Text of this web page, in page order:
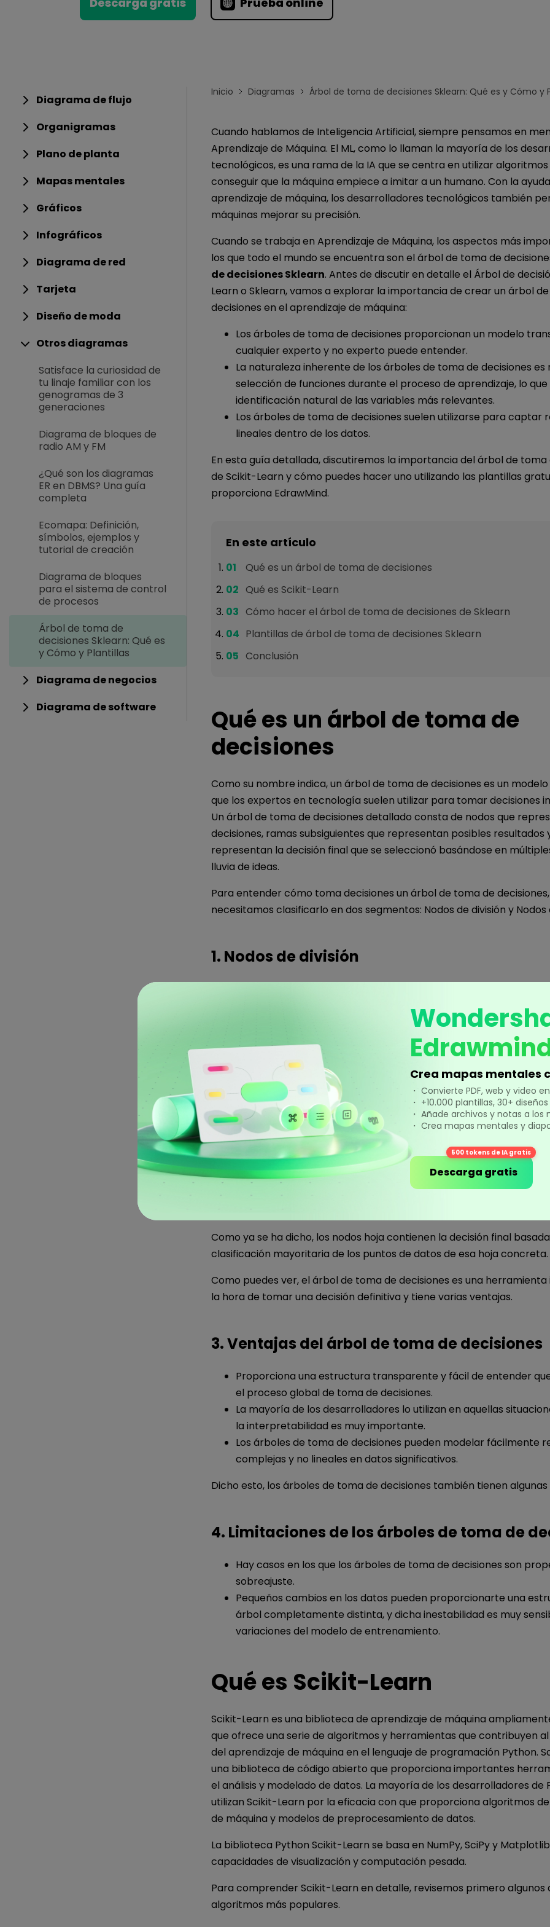
Centro de conocimientos
Para EdrawMax > Para EdrawMind >
Diagrama de flujo
Organigramas
Plano de planta
Mapas mentales
Gráficos
Infográficos
Diagrama de red
Tarjeta
Diseño de moda
Otros diagramas
Satisface la curiosidad de
tu linaje familiar con los
genogramas de 3
generaciones
Diagrama de bloques de
radio AM y FM
¿Qué son los diagramas
ER en DBMS? Una guía
completa
Ecomapa: Definición,
símbolos, ejemplos y
tutorial de creación
Diagrama de bloques
para el sistema de control
de procesos
Árbol de toma de
decisiones Sklearn: Qué es
y Cómo y Plantillas
Diagrama de negocios
Diagrama de software
Inicio Diagramas Árbol de toma de decisiones Sklearn: Qué es y Cómo y
Cuando hablamos de Inteligencia Artificial, siempre pensamos en
Aprendizaje de Máquina. El ML, como lo llaman la mayoría de los
tecnológicos, es una rama de la IA que se centra en utilizar
conseguir que la máquina empiece a imitar a un humano. Con la
aprendizaje de máquina, los desarrolladores tecnológicos también
máquinas mejorar su precisión.
Cuando se trabaja en Aprendizaje de Máquina, los aspectos más
los que todo el mundo se encuentra son el árbol de toma de
de decisiones Sklearn. Antes de discutir en detalle el Árbol de
Learn o Sklearn, vamos a explorar la importancia de crear un árbol
decisiones en el aprendizaje de máquina:
Los árboles de toma de decisiones proporcionan un modelo
cualquier experto y no experto puede entender.
La naturaleza inherente de los árboles de toma de decisiones es
selección de funciones durante el proceso de aprendizaje, lo
identificación natural de las variables más relevantes.
Los árboles de toma de decisiones suelen utilizarse para captar
lineales dentro de los datos.
En esta guía detallada, discutiremos la importancia del árbol de toma
de Scikit-Learn y cómo puedes hacer uno utilizando las plantillas
proporciona EdrawMind.
En este artículo
Qué es un árbol de toma de decisiones
Qué es Scikit-Learn
Cómo hacer el árbol de toma de decisiones de Sklearn
Plantillas de árbol de toma de decisiones Sklearn
Conclusión
Qué es un árbol de toma de
decisiones
Como su nombre indica, un árbol de toma de decisiones es un
que los expertos en tecnología suelen utilizar para tomar decisiones
Un árbol de toma de decisiones detallado consta de nodos que
decisiones, ramas subsiguientes que representan posibles resultados
representan la decisión final que se seleccionó basándose en
lluvia de ideas.
Para entender cómo toma decisiones un árbol de toma de
necesitamos clasificarlo en dos segmentos: Nodos de división y Nodos
1. Nodos de división
empiezan en el nodo raíz y toman decisiones dividiendo
en diferentes subconjuntos más pequeños. Esta división se realiza en
valores de las funciones que contienen estos subconjuntos.
Una vez creados los subconjuntos, pasamos a los nodos internos. Estos
internos prueban funciones específicas (preasignadas), y luego las
representan los posibles valores que pueden tomar esas funciones.
2. Nodos Hoja
El proceso recursivo continúa hasta que se cumple un criterio de
criterios pueden ser cualquier cosa, desde encontrar la solución a un
Como ya se ha dicho, los nodos hoja contienen la decisión final
clasificación mayoritaria de los puntos de datos de esa hoja concreta.
Como puedes ver, el árbol de toma de decisiones es una
la hora de tomar una decisión definitiva y tiene varias ventajas.
3. Ventajas del árbol de toma de decisiones
Proporciona una estructura transparente y fácil de entender
el proceso global de toma de decisiones.
La mayoría de los desarrolladores lo utilizan en aquellas
la interpretabilidad es muy importante.
Los árboles de toma de decisiones pueden modelar fácilmente
complejas y no lineales en datos significativos.
Dicho esto, los árboles de toma de decisiones también tienen algunas
4. Limitaciones de los árboles de toma de
Hay casos en los que los árboles de toma de decisiones son
sobreajuste.
Pequeños cambios en los datos pueden proporcionarte una
árbol completamente distinta, y dicha inestabilidad es muy
variaciones del modelo de entrenamiento.
Qué es Scikit-Learn
Scikit-Learn es una biblioteca de aprendizaje de máquina
que ofrece una serie de algoritmos y herramientas que contribuyen
del aprendizaje de máquina en el lenguaje de programación Python.
una biblioteca de código abierto que proporciona importantes
el análisis y modelado de datos. La mayoría de los desarrolladores de
utilizan Scikit-Learn por la eficacia con que proporciona algoritmos
de máquina y modelos de preprocesamiento de datos.
La biblioteca Python Scikit-Learn se basa en NumPy, SciPy y
capacidades de visualización y computación pesada.
Para comprender Scikit-Learn en detalle, revisemos primero algunos
algoritmos más populares.
Crea mapas mentales
・ Convierte PDF, web y video
・ +10.000 plantillas, 30+
・ Añade archivos y notas a los
・ Crea mapas mentales y
500 tokens de IA gratis
Descarga gratis